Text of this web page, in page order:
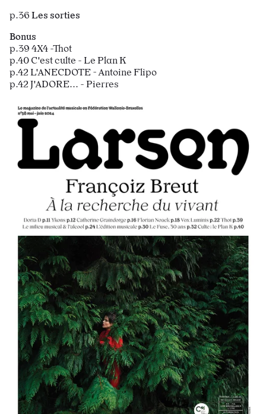
p.36 Les sorties
Bonus
p.39 4X4 -Thot
p.40 C'est culte - Le Plan K
p.42 L'ANECDOTE - Antoine Flipo
p.42 J'ADORE... - Pierres